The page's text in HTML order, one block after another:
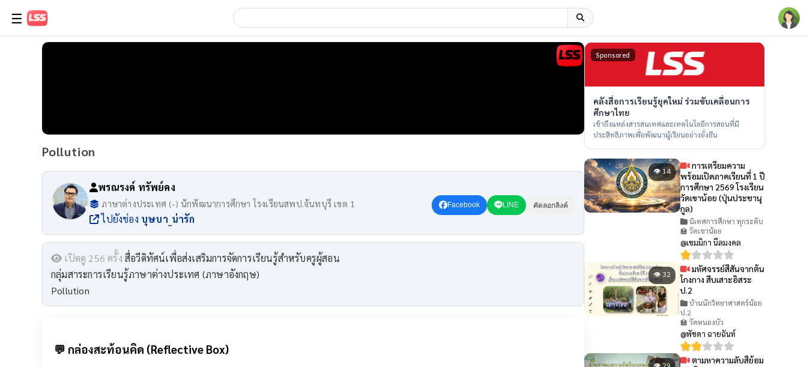
☰
Pollution
พรณรงค์ ทรัพย์คง
ภาษาต่างประเทศ (-) นักพัฒนาการศึกษา โรงเรียนสพป.จันทบุรี เขต 1
ไปยังช่อง บุษบา_น่ารัก
Facebook LINE คัดลอกลิงค์
เปิดดู 256 ครั้ง สื่อวีดิทัศน์เพื่อส่งเสริมการจัดการเรียนรู้สำหรับครูผู้สอน
กลุ่มสาระการเรียนรู้ภาษาต่างประเทศ (ภาษาอังกฤษ)
Pollution
💬 กล่องสะท้อนคิด (Reflective Box)
Sponsored
คลังสื่อการเรียนรู้ยุคใหม่ ร่วมขับเคลื่อนการ
ศึกษาไทย
เข้าถึงแหล่งสารสนเทศและเทคโนโลยีการสอนที่มี
ประสิทธิภาพเพื่อพัฒนาผู้เรียนอย่างยั่งยืน
👁 14
การเตรียมความ
พร้อมเปิดภาคเรียนที่ 1 ปี
การศึกษา 2569 โรงเรียน
วัดเขาน้อย (ปุ่นประชานุ
กูล)
นิเทศการศึกษา ทุกระดับ
🏫 วัดเขาน้อย
@เขมมิกา นีลมงคล
👁 32
มหัศจรรย์สีสันจากต้น
โกงกาง สืบเสาะอิสระ
ป.2
บ้านนักวิทยาศาสตร์น้อย
ป.2
🏫 วัดหนองบัว
@พัชดา ฉายฉันท์
👁 29
ตามหาความลับสีย้อม